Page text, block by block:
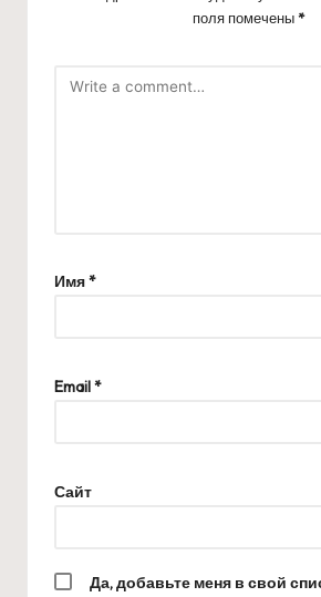
поля помечены*
Имя*
Email*
Сайт
Да, добавьте меня в свой